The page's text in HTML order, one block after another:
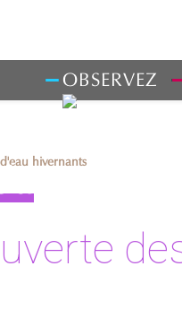
OBSERVEZ
hivernants